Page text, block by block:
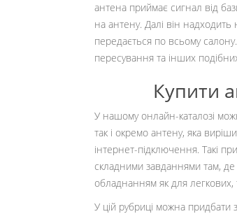
антена приймає сигнал від
на антену. Далі він
передається по всьому салону.
пересування та інших
Купити
У нашому онлайн-каталозі
так і окремо антену, яка
інтернет-підключення. Такі
складними завданнями там, де
обладнанням як для легкових,
У цій рубриці можна придбати